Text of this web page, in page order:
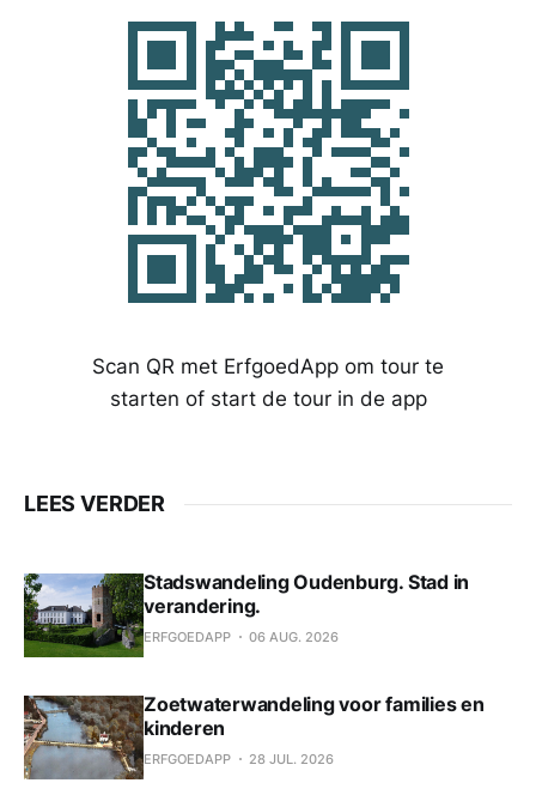
Scan QR met ErfgoedApp om tour te
starten of start de tour in de app
LEES VERDER
Stadswandeling Oudenburg. Stad in
verandering.
ERFGOEDAPP 06 AUG. 2026
Zoetwaterwandeling voor families en
kinderen
ERFGOEDAPP 28 JUL. 2026